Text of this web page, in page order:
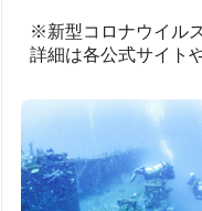
※新型コロナウイル
詳細は各公式サイト